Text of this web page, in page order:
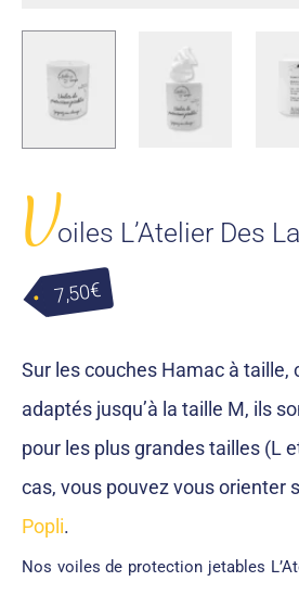
Voiles L’Atelier Des
Sur les couches Hamac à taille,
adaptés jusqu’à la taille M, ils
pour les plus grandes tailles (L
cas, vous pouvez vous orienter
Popli.
Nos voiles de protection jetables
7,50€